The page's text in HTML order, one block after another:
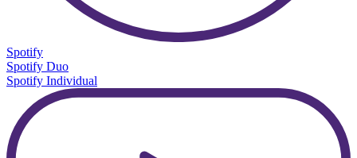
Spotify
Spotify Duo
Spotify Individual